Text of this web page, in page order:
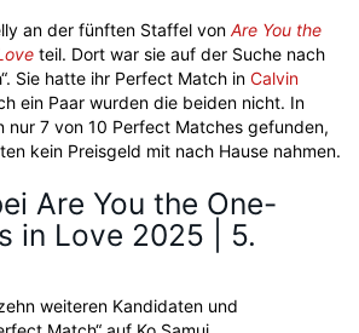
an der fünften Staffel von Are You the
teil. Dort war sie auf der Suche nach
Sie hatte ihr Perfect Match in Calvin
ein Paar wurden die beiden nicht. In
nur 7 von 10 Perfect Matches gefunden,
kein Preisgeld mit nach Hause nahmen.
Are You the One-
in Love 2025 | 5.
weiteren Kandidaten und